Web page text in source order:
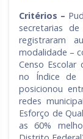
Critérios –
secretarias
registraram
modalidade –
Censo Escolar
no Índice de
posicionou
redes
Esforço de
as 60%